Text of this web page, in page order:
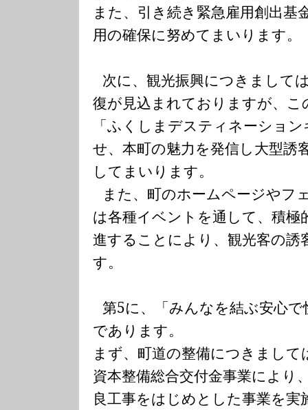
また、引き続き緊急雇用創出基
用の確保に努めてまいります。
次に、観光振興につきまして
復が見込まれておりますが、
「ふくしまデスティネーショ
せ、本町の魅力を発信し大型誘
してまいります。
また、町のホームページやフ
は各種イベントを通して、積極
進することにより、観光客の誘
す。
第5に、「みんなを結ぶ安心
であります。
まず、町道の整備につきまし
資本整備総合交付金事業により
良工事をはじめとした事業を実